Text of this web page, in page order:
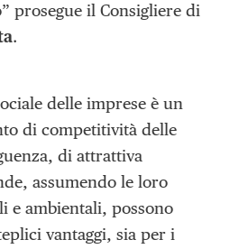
prosegue il Consigliere di
.
delle imprese è un
di competitività delle
di attrattiva
assumendo le loro
e ambientali, possono
vantaggi, sia per i